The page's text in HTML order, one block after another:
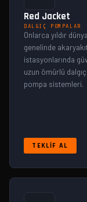
Red Jacket
DALGIÇ POMPALAR
Onlarca yıldır dünya
genelinde
istasyonlarında
uzun ömürlü dalgıç
pompa sistemleri.
TEKLIF AL